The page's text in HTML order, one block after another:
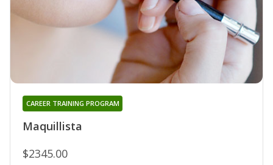
Maquillista
CAREER TRAINING PROGRAM
$2345.00